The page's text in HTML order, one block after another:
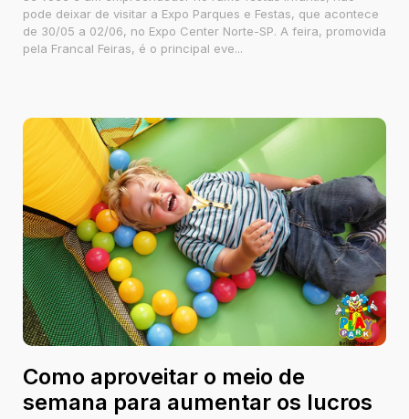
pode deixar de visitar a Expo Parques e Festas, que acontece
de 30/05 a 02/06, no Expo Center Norte-SP. A feira, promovida
pela Francal Feiras, é o principal eve...
Como aproveitar o meio de
semana para aumentar os lucros